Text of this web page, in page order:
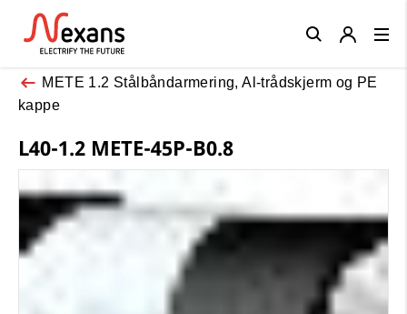
METE 1.2 Stålbåndarmering, Al-trådskjerm og PE
kappe
L40-1.2 METE-45P-B0.8
Close